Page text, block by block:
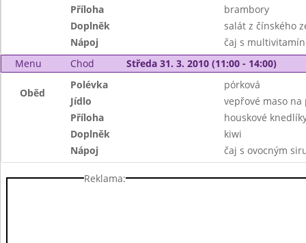
Příloha
brambory
Doplněk
salát z čínského
Nápoj
čaj s
Menu
Chod Středa 31. 3. 2010 (11:00 - 14:00)
Oběd
Polévka
pórková
Jídlo
vepřové maso na
Příloha
houskové
Doplněk
kiwi
Nápoj
čaj s ovocným
Reklama: